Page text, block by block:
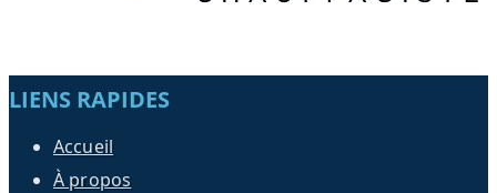
LIENS RAPIDES
Accueil
À propos